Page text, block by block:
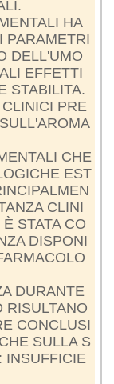
HA
PARAMETRI
DELL'UMO
EFFETTI
STABILITA.
PRE
CHE
EST
CLINI
STATA CO
DISPONI
DURANTE
RISULTANO
CONCLUSI
SULLA S
INSUFFICIE